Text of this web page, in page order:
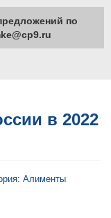
в 2022
Алименты
по